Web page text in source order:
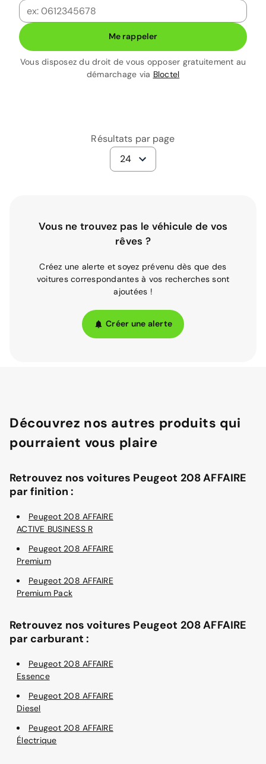
Me rappeler
Vous disposez du droit de vous opposer gratuitement au
démarchage via Bloctel
Résultats par page
24
Vous ne trouvez pas le véhicule de vos
rêves ?
Créez une alerte et soyez prévenu dès que des
voitures correspondantes à vos recherches sont
ajoutées !
Créer une alerte
Découvrez nos autres produits qui
pourraient vous plaire
Retrouvez nos voitures Peugeot 208 AFFAIRE
par finition :
Peugeot 208 AFFAIRE
ACTIVE BUSINESS R
Peugeot 208 AFFAIRE
Premium
Peugeot 208 AFFAIRE
Premium Pack
Retrouvez nos voitures Peugeot 208 AFFAIRE
par carburant :
Peugeot 208 AFFAIRE
Essence
Peugeot 208 AFFAIRE
Diesel
Peugeot 208 AFFAIRE
Électrique